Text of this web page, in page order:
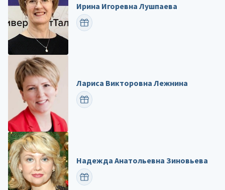
Ирина Игоревна Лушпаева
ПОЗДРАВИТЬ
Лариса Викторовна Лежнина
ПОЗДРАВИТЬ
Надежда Анатольевна Зиновьева
ПОЗДРАВИТЬ